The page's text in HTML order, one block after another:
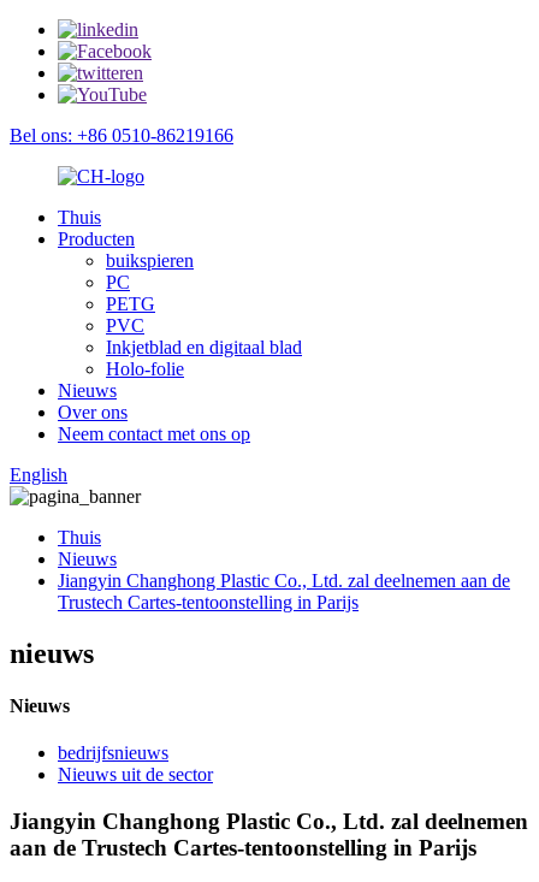
Bel ons: +86 0510-86219166
Thuis
Producten
buikspieren
PC
PETG
PVC
Inkjetblad en digitaal blad
Holo-folie
Nieuws
Over ons
Neem contact met ons op
English
Thuis
Nieuws
Jiangyin Changhong Plastic Co., Ltd. zal deelnemen aan de
Trustech Cartes-tentoonstelling in Parijs
nieuws
Nieuws
bedrijfsnieuws
Nieuws uit de sector
Jiangyin Changhong Plastic Co., Ltd. zal deelnemen
aan de Trustech Cartes-tentoonstelling in Parijs